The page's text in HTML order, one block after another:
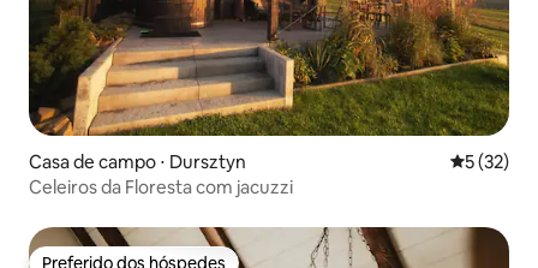
Casa de campo ⋅ Dursztyn 5 de uma
5 (32)
Celeiros da Floresta com jacuzzi
Preferido dos hóspedes